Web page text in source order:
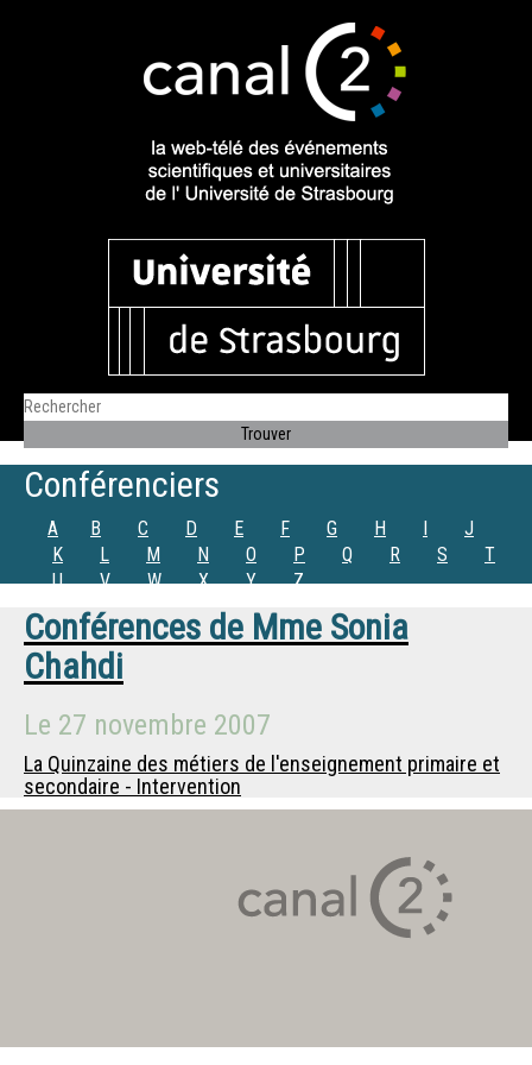
Conférenciers
A B C D E F G H I
J
K
L M N O P Q R S
T
U
V W X Y Z
Conférences de Mme Sonia
Chahdi
Le 27 novembre 2007
La Quinzaine des métiers de l'enseignement primaire et
secondaire - Intervention